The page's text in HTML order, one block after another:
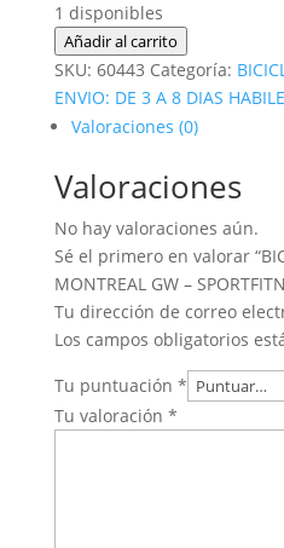
1 disponibles
BICICLETA
PLEGABLE
MONTREAL
GW
SPORTFITNESS
cantidad
Añadir al carrito
SKU: 60443 Categoría:
ENVIO: DE 3 A 8 DIAS
Valoraciones (0)
Valoraciones
No hay valoraciones aún.
Sé el primero en valorar
MONTREAL GW –
Tu dirección de correo
Los campos obligatorios
Tu puntuación *
Tu valoración *